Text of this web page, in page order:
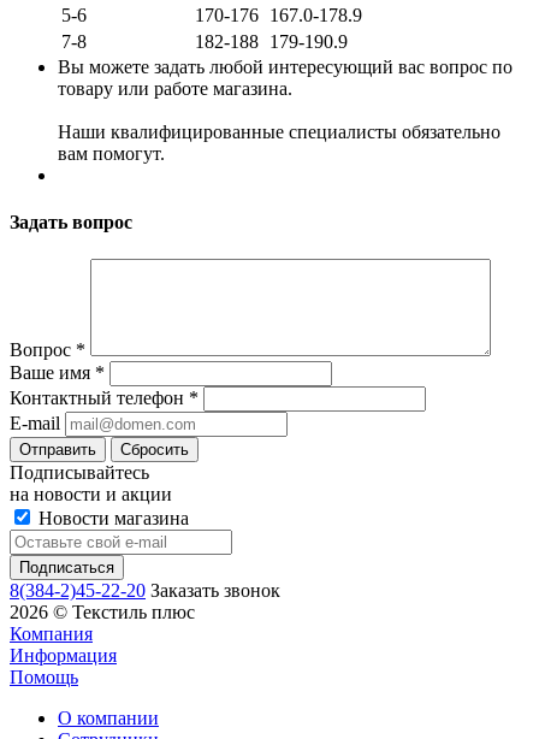
5-6
170-176 167.0-178.9
7-8
182-188 179-190.9
Вы можете задать любой интересующий вас вопрос по
товару или работе магазина.
Наши квалифицированные специалисты обязательно
вам помогут.
Задать вопрос
Вопрос *
Ваше имя *
Контактный телефон *
E-mail
Сбросить
Подписывайтесь
на новости и акции
Новости магазина
8(384-2)45-22-20 Заказать звонок
2026 © Текстиль плюс
Компания
Информация
Помощь
О компании